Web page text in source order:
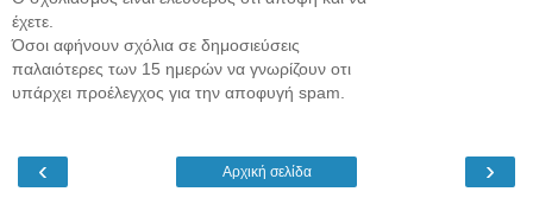
έχετε.
Όσοι αφήνουν σχόλια σε δημοσιεύσεις
παλαιότερες των 15 ημερών να γνωρίζουν οτι
υπάρχει προέλεγχος για την αποφυγή spam.
‹ ›
Αρχική σελίδα